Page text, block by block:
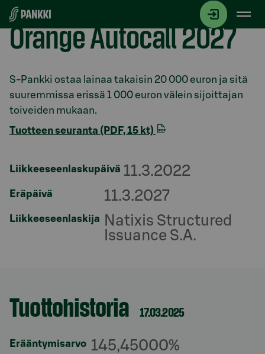
Siirry suoraan sisältöön
Orange Autocall 2027
Osio otsikolla
S-Pankki ostaa lainaa takaisin 20 000 euron ja sitä
suuremmissa erissä 1 000 euron välein sijoittajan
toiveiden mukaan.
Tuotteen seuranta (PDF, 15 kt)
Liikkeeseenlaskupäivä 11.3.2022
Eräpäivä 11.3.2027
Liikkeeseenlaskija
Natixis Structured
Issuance S.A.
Osio otsikolla
Tuottohistoria 17.03.2025
Erääntymisarvo 145,45000%